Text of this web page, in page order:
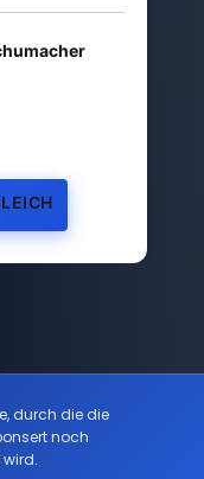
durch die die
noch